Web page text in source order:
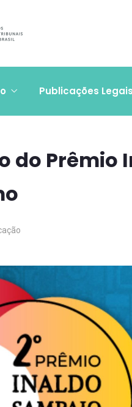
Publicações Legais
do Prêmio